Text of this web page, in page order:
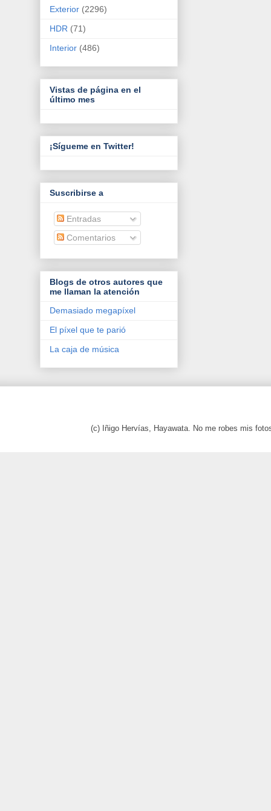
Exterior (2296)
HDR (71)
Interior (486)
Vistas de página en el
último mes
¡Sígueme en Twitter!
Suscribirse a
Entradas
Comentarios
Blogs de otros autores que
me llaman la atención
Demasiado megapíxel
El píxel que te parió
La caja de música
(c) Iñigo Hervías, Hayawata. No me robes mis